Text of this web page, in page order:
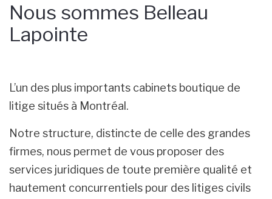
Nous sommes Belleau
Lapointe
L’un des plus importants cabinets boutique de
litige situés à Montréal.
Notre structure, distincte de celle des grandes
firmes, nous permet de vous proposer des
services juridiques de toute première qualité et
hautement concurrentiels pour des litiges civils